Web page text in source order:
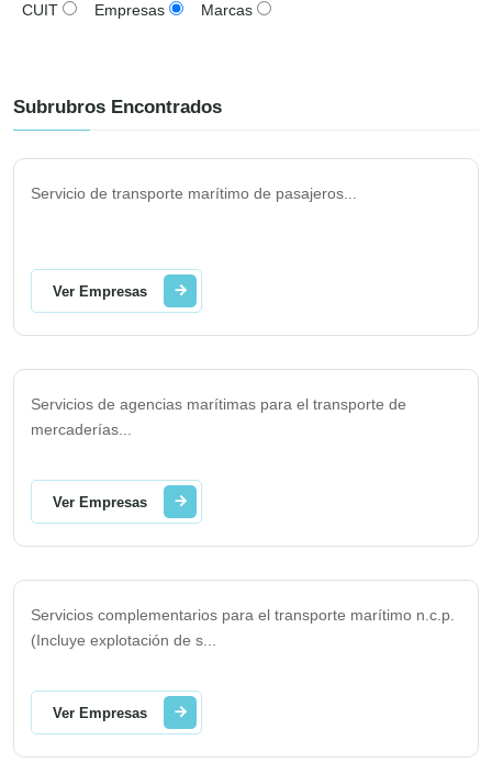
CUIT Empresas Marcas
Subrubros Encontrados
Servicio de transporte marítimo de pasajeros
Ver Empresas
Servicios de agencias marítimas para el transporte de
mercaderías
Ver Empresas
Servicios complementarios para el transporte marítimo n.c.p.
(Incluye explotación de s
Ver Empresas